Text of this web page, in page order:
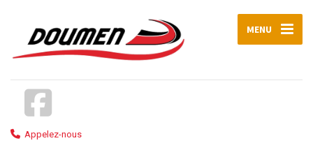
MENU
Appelez-nous